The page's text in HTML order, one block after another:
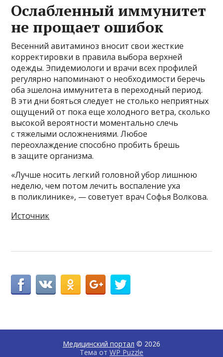
Ослабленный иммунитет
не прощает ошибок
Весенний авитаминоз вносит свои жесткие
корректировки в правила выбора верхней
одежды. Эпидемиологи и врачи всех профилей
регулярно напоминают о необходимости беречь
оба эшелона иммунитета в переходный период.
В эти дни бояться следует не столько неприятных
ощущений от пока еще холодного ветра, сколько
высокой вероятности моментально слечь
с тяжелыми осложнениями. Любое
переохлаждение способно пробить брешь
в защите организма.
«Лучше носить легкий головной убор лишнюю
неделю, чем потом лечить воспаление уха
в поликлинике», — советует врач Софья Волкова.
Источник
Медицинский портал © 2026
Тема от WP Puzzle